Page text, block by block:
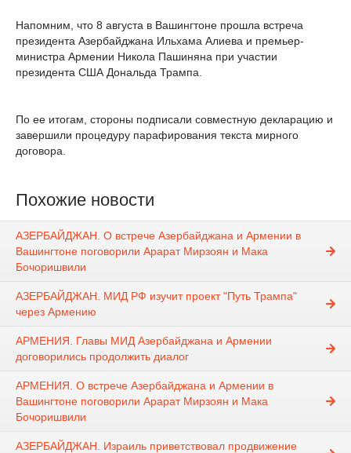
Напомним, что 8 августа в Вашингтоне прошла встреча
президента Азербайджана Ильхама Алиева и премьер-
министра Армении Никола Пашиняна при участии
президента США Дональда Трампа.
По ее итогам, стороны подписали совместную декларацию и
завершили процедуру парафирования текста мирного
договора.
Похожие новости
АЗЕРБАЙДЖАН. О встрече Азербайджана и Армении в
Вашингтоне поговорили Арарат Мирзоян и Мака
Бочоришвили
АЗЕРБАЙДЖАН. МИД РФ изучит проект "Путь Трампа"
через Армению
АРМЕНИЯ. Главы МИД Азербайджана и Армении
договорились продолжить диалог
АРМЕНИЯ. О встрече Азербайджана и Армении в
Вашингтоне поговорили Арарат Мирзоян и Мака
Бочоришвили
АЗЕРБАЙДЖАН. Израиль приветствовал продвижение